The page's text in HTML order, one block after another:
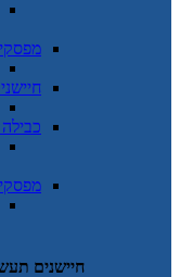
חיישנים